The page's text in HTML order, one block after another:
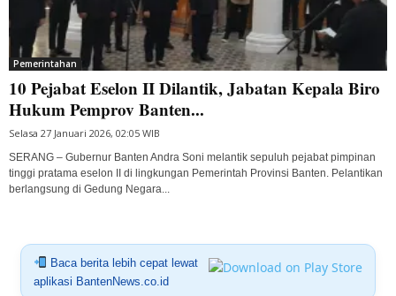
Pemerintahan
10 Pejabat Eselon II Dilantik, Jabatan Kepala Biro
Hukum Pemprov Banten...
Selasa 27 Januari 2026, 02:05 WIB
SERANG – Gubernur Banten Andra Soni melantik sepuluh pejabat pimpinan
tinggi pratama eselon II di lingkungan Pemerintah Provinsi Banten. Pelantikan
berlangsung di Gedung Negara...
Baca berita lebih cepat lewat
aplikasi BantenNews.co.id